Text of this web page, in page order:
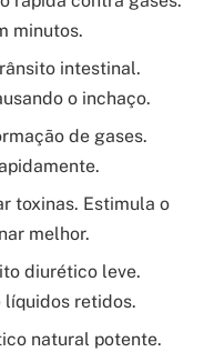
minutos.
intestinal.
o inchaço.
de gases.
toxinas. Estimula o
melhor.
diurético leve.
líquidos retidos.
natural potente.